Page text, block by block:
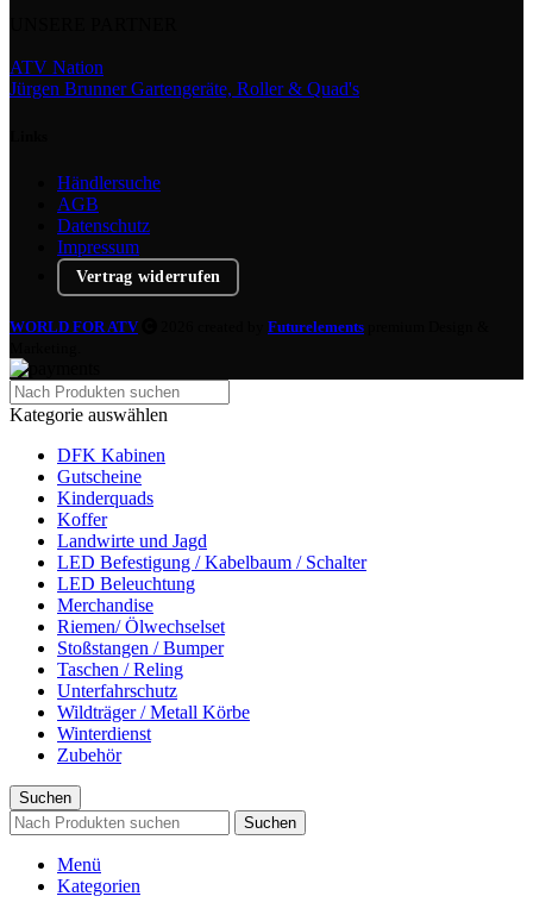
ATV Nation
Jürgen Brunner Gartengeräte, Roller & Quad's
Händlersuche
AGB
Datenschutz
Impressum
Vertrag widerrufen
WORLD FOR ATV Futurelements
Kategorie auswählen
DFK Kabinen
Gutscheine
Kinderquads
Koffer
Landwirte und Jagd
LED Befestigung / Kabelbaum / Schalter
LED Beleuchtung
Merchandise
Riemen/ Ölwechselset
Stoßstangen / Bumper
Taschen / Reling
Unterfahrschutz
Wildträger / Metall Körbe
Winterdienst
Zubehör
Suchen
Suchen
Menü
Kategorien